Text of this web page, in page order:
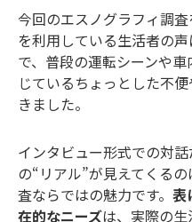
今回のエスノグラフィ調
を利用している生活者の
で、普段の運転シーンや
じているちょっとした不
きました。
インタビュー形式での対
の“リアル”が見えてくる
査ならではの魅力です。 表
在的なニーズは、実際の生